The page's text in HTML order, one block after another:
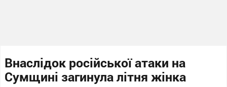
Внаслідок російської атаки на
Сумщині загинула літня жінка